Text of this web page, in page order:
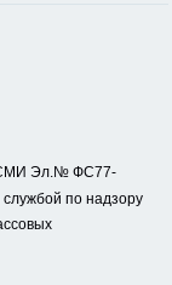
СМИ Эл.№ ФС77-
по надзору